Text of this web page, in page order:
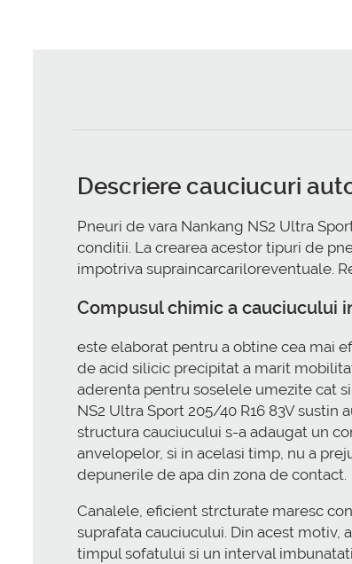
Descriere cauciucuri
Pneuri de vara Nankang NS2 Ultra
conditii. La crearea acestor tipuri de
impotriva supraincarcariloreventuale.
Compusul chimic a cauciucului
este elaborat pentru a obtine cea mai
de acid silicic precipitat a marit
aderenta pentru soselele umezite cat
NS2 Ultra Sport 205/40 R16 83V
structura cauciucului s-a adaugat un
anvelopelor, si in acelasi timp, nu a
depunerile de apa din zona de contact.
Canalele, eficient strcturate maresc
suprafata cauciucului. Din acest
timpul sofatului si un interval